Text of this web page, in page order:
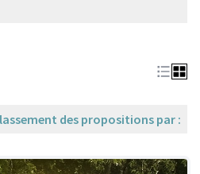
des propositions par :